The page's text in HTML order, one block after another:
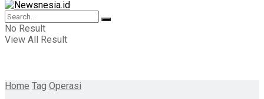
No Result
View All Result
Home Tag Operasi